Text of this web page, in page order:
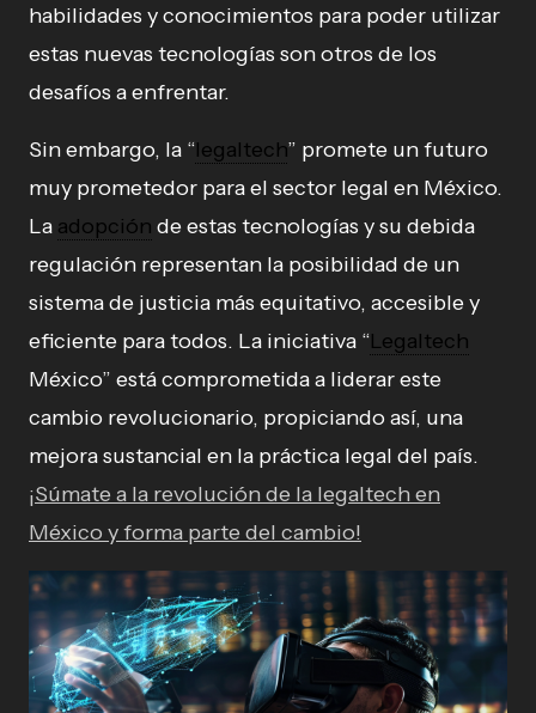
habilidades y conocimientos para poder utilizar
estas nuevas tecnologías son otros de los
desafíos a enfrentar.
Sin embargo, la “legaltech” promete un futuro
muy prometedor para el sector legal en México.
La adopción de estas tecnologías y su debida
regulación representan la posibilidad de un
sistema de justicia más equitativo, accesible y
eficiente para todos. La iniciativa “Legaltech
México” está comprometida a liderar este
cambio revolucionario, propiciando así, una
mejora sustancial en la práctica legal del país.
¡Súmate a la revolución de la legaltech en
México y forma parte del cambio!